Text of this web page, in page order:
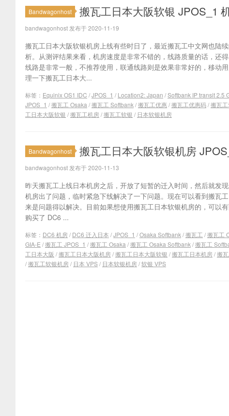
Bandwagonhost 搬瓦工日本大阪软银 JPOS_1
bandwagonhost 发布于 2020-11-19
搬瓦工日本大阪软银机房上线有些时日了，最近搬瓦工中文网也陆
析。从测评结果来看，机房速度是非常不错的，线路质量的话，还
线路是非常一般，不推荐使用，联通线路则是效果非常好的，移动
理一下搬瓦工日本大...
标签： Equinix OS1 IDC /JPOS_1 / Location2: Japan /Softbank IP transit 2.5
JPOS_1 /搬瓦工 Osaka /搬瓦工 Softbank /搬瓦工优惠/搬瓦工优惠码/搬瓦
工日本大阪软银 /搬瓦工机房/搬瓦工软银 / 日本软银机房
Bandwagonhost 搬瓦工日本大阪软银机房
bandwagonhost 发布于 2020-11-13
昨天搬瓦工上线日本机房之后，开放了短暂的迁入时间，然后就发
机房出了问题，临时紧急下线解决了一下问题。现在可以看到搬瓦
来是问题得以解决。目前如果想使用搬瓦工日本软银机房的，可以
购买了 DC6 ...
标签： DC6 机房/ DC6 迁入日本 /JPOS_1 /Osaka Softbank /搬瓦工 /搬瓦工
GIA-E /搬瓦工 JPOS_1 /搬瓦工 Osaka /搬瓦工 Osaka Softbank /搬瓦工
工日本大阪 /搬瓦工日本大阪机房/搬瓦工日本大阪软银 /搬瓦工日本机房/搬
/搬瓦工软银机房/ 日本 VPS/ 日本软银机房/软银 VPS